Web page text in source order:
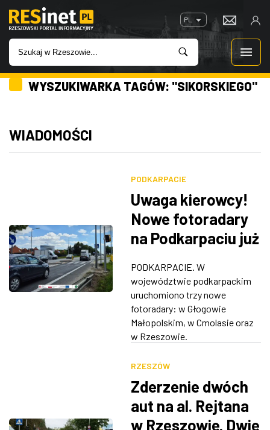
PL
WIADOMOŚCI
INWESTYCJE
W KINACH
GASTRONOMIA
ZDJĘCIA
WYSZUKIWARKA TAGÓW: "SIKORSKIEGO"
WIADOMOŚCI
PODKARPACIE
Uwaga kierowcy!
Nowe fotoradary
na Podkarpaciu już
PODKARPACIE. W
województwie podkarpackim
uruchomiono trzy nowe
fotoradary: w Głogowie
Małopolskim, w Cmolasie oraz
w Rzeszowie.
RZESZÓW
Zderzenie dwóch
aut na al. Rejtana
w Rzeszowie. Dwie